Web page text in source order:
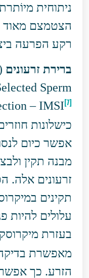
ניתוחית
הצטמצם מאוד
רקע הפרעה
ברירת זרעונים
Sperm
– IMSI[7]
כישלונות
אפשר כיום
זרעונים אלה.
עלולים להיות
בעזרת
מאפשרת
הזרע. כך